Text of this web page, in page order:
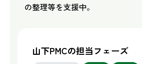
の整理等を支援中。
山下PMCの担当フェーズ